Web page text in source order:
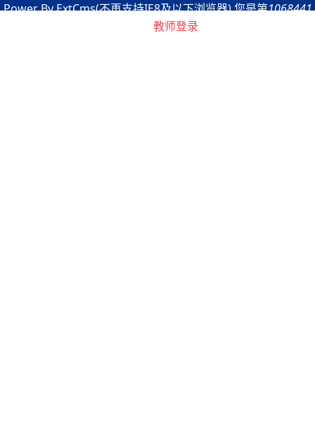
Power By ExtCms(不再支持IE8及以下浏览器) 您是第1068441
教师登录